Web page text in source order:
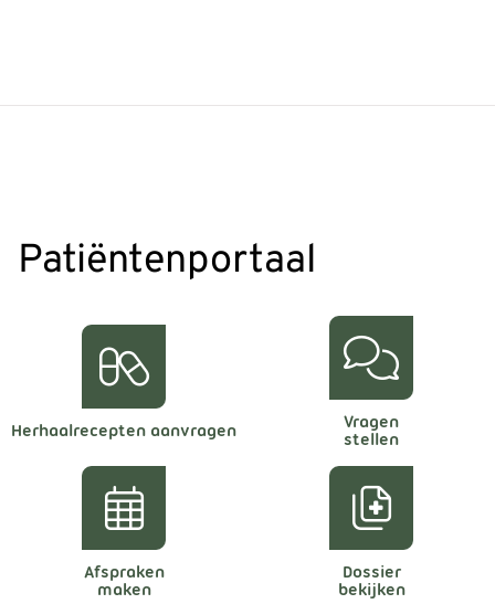
Patiëntenportaal
Herhaalrecepten aanvragen
Vragen
stellen
Afspraken
maken
Dossier
bekijken